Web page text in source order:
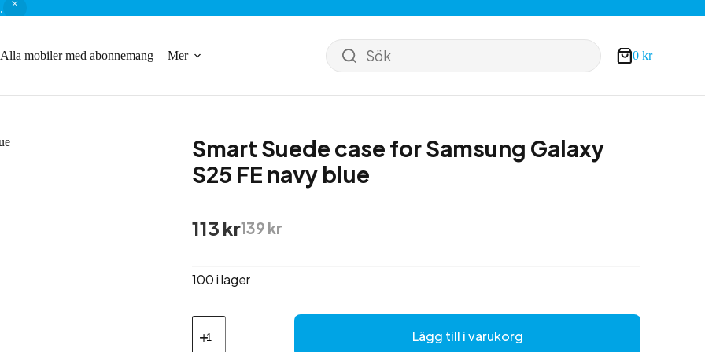
Alla mobiler med abonnemang Mer Sök Varukorg
0 kr
Smart Suede case for Samsung Galaxy
S25 FE navy blue
139kr
Det
ursprungliga
var:
113 krDet
nuvarande
är:
100 i lager
Smart
Suede
Lägg till i varukorg